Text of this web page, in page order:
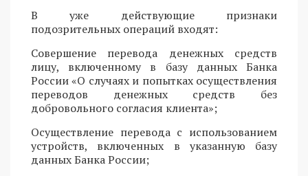
В уже действующие признаки
подозрительных операций входят:
Совершение перевода денежных средств
лицу, включенному в базу данных Банка
России «О случаях и попытках осуществления
переводов денежных средств без
добровольного согласия клиента»;
Осуществление перевода с использованием
устройств, включенных в указанную базу
данных Банка России;